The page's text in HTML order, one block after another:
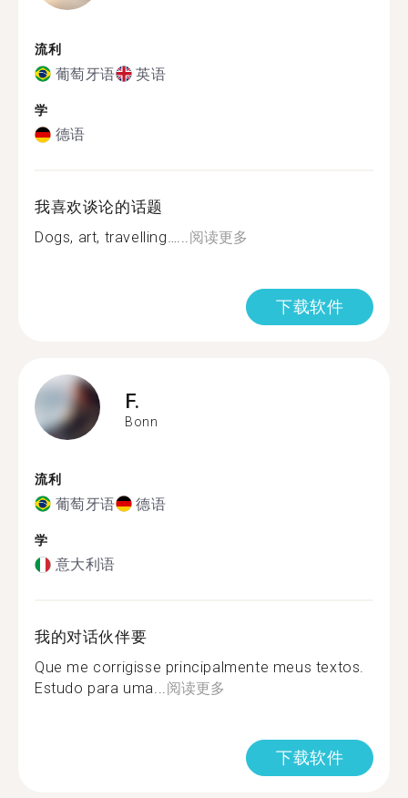
流利
葡萄牙语 英语
学
德语
我喜欢谈论的话题
Dogs, art, travelling…...阅读更多
下载软件
F.
Bonn
流利
葡萄牙语 德语
学
意大利语
我的对话伙伴要
Que me corrigisse principalmente meus textos.
Estudo para uma...阅读更多
下载软件